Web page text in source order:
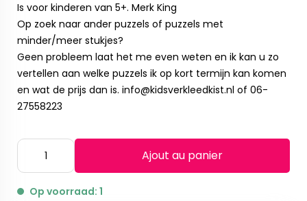
Is voor kinderen van 5+. Merk King
Op zoek naar ander puzzels of puzzels met
minder/meer stukjes?
Geen probleem laat het me even weten en ik kan u zo
vertellen aan welke puzzels ik op kort termijn kan komen
en wat de prijs dan is. info@kidsverkleedkist.nl of 06-
27558223
Ajout au panier
Op voorraad: 1